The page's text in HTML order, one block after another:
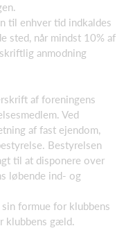
til enhver tid indkaldes
sted, når mindst 10% af
anmodning
af foreningens
Ved
af fast ejendom,
Bestyrelsen
til at disponere over
løbende ind- og
formue for klubbens
gæld.